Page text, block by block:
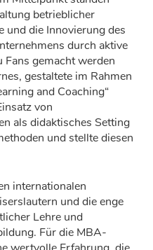
betrieblicher
und die Innovierung des
durch aktive
Fans gemacht werden
gestaltete im Rahmen
and Coaching“
von
als didaktisches Setting
und stellte diesen
internationalen
und die enge
Lehre und
Für die MBA-
wertvolle Erfahrung, die